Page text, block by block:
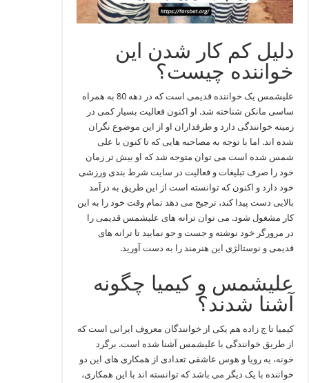
دلیل کم کار شدن این
خواننده چیست؟
علیشمس یک خواننده قدیمی است که در دهه 80 به همراه
ساسی مانکن شناخته شد. او اکنون فعالیت بسیار کمی در
زمینه خوانندگی دارد و طرفداران او از این موضوع نگران
شده اند. اما با توجه به مصاحبه هایی که تا کنون با علی
شمس شده است می توان متوجه شد که او بیش تر زمان
خود را صرف تبلیغات و فعالیت در سایت شرط بندی ورزشی
خود دارد و اکنون که توانسته است از این طریق به درآمد
بالایی دست پیدا کند، ترجیح می دهد تمام وقت خود را به این
کار مشغول شود. می توان ترانه های علیشمس قدیمی را
در مرورگر خود نوشته و جست و جو نمایید تا ترانه های
قدیمی و نوستالژی این هنرمند را به دست آورید.
علیشمس و کیمیا چگونه
آشنا شدند؟
کیمیا تا ج زاده هم یکی از خوانندگان معروف ایرانی است که
از طریق خوانندگی با علیشمس آشنا شده است. برگرد
خونه، یه رویا و هوس عاشقی تعدادی از همکاری های این دو
خواننده با یک دیگر می باشد که توانسته اند با این همکاری،